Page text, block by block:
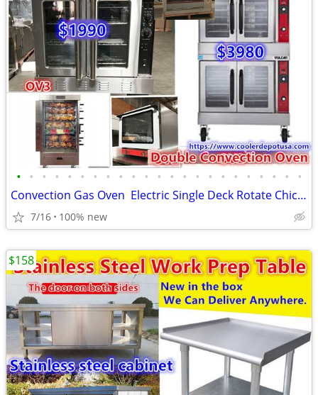
• • • • • • • • • • • • • • • • • • • • • • •
Convection Gas Oven Electric Single Deck Rotate Chicken Rotisserie
7/16 100% new
$158